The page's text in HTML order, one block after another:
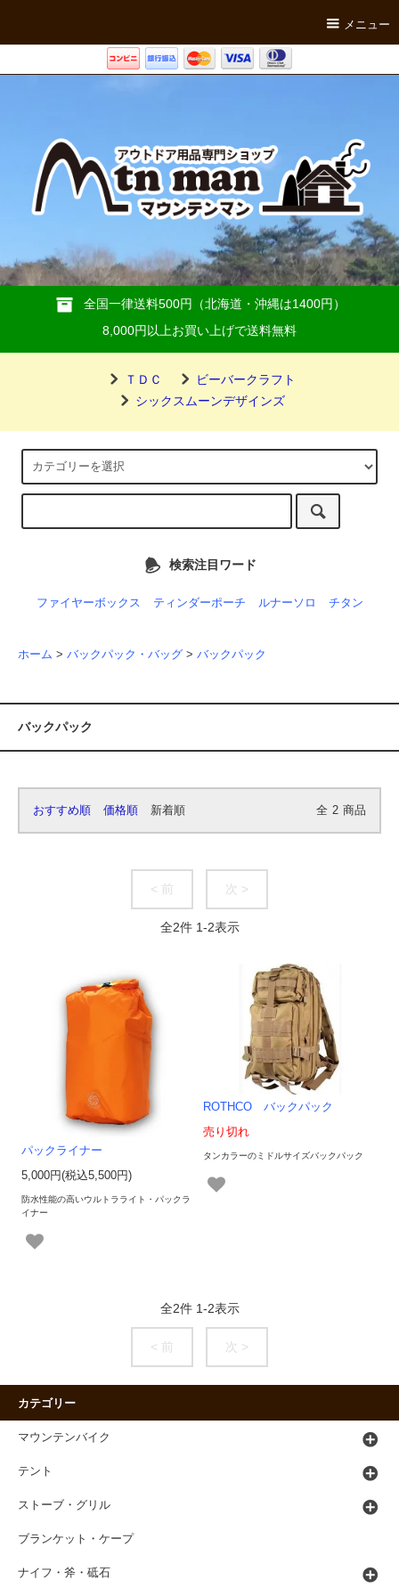
メニュー
全国一律送料500円（北海道・沖縄は1400円）
8,000円以上お買い上げで送料無料
ＴＤＣ
ビーバークラフト
シックスムーンデザインズ
検索注目ワード
ファイヤーボックス ティンダーポーチ ルナーソロ チタン
ホーム > バックパック・バッグ > バックパック
バックパック
おすすめ順 価格順 新着順 全 2 商品
< 前 次 >
全2件 1-2表示
パックライナー
5,000円(税込5,500円)
防水性能の高いウルトラライト・パックラ
イナー
ROTHCO バックパック
売り切れ
タンカラーのミドルサイズバックパック
全2件 1-2表示
< 前 次 >
カテゴリー
マウンテンバイク
テント
ストーブ・グリル
ブランケット・ケープ
ナイフ・斧・砥石